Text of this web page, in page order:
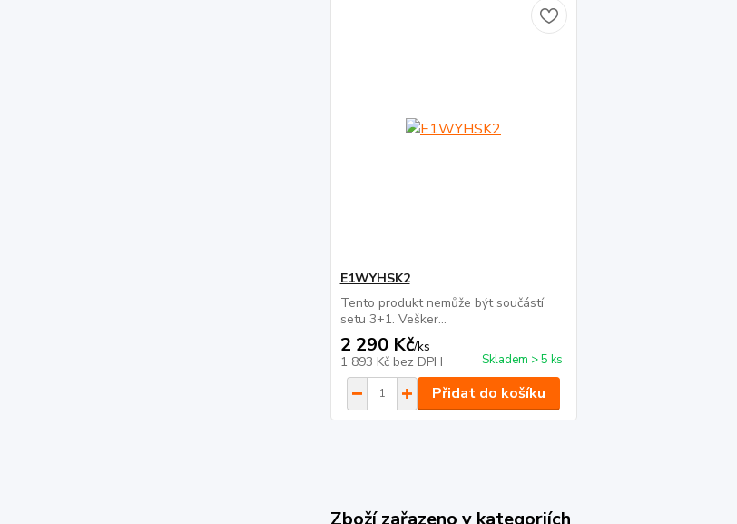
E1WYHSK2
Tento produkt nemůže být součástí
setu 3+1. Vešker...
2 290 Kč/ks
1 893 Kč bez DPH Skladem > 5 ks
Přidat do košíku
Zboží zařazeno v kategoriích